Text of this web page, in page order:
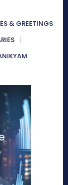
& GREETINGS